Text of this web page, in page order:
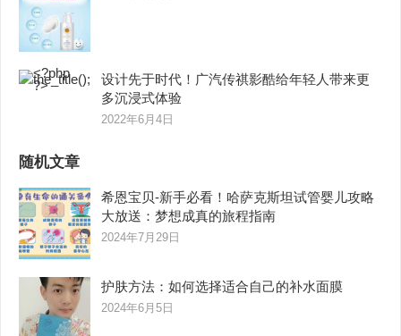
设计先于时代！广汽传祺影酷给年轻人带来更
多沉浸式体验
2022年6月4日
随机文章
希恩宝贝-新手必看！哈萨克斯坦试管婴儿攻略
大放送：梦想成真的旅程指南
2024年7月29日
护肤方法：如何选择适合自己的补水面膜
2024年6月5日